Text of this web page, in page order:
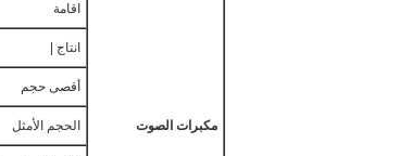
مكبرات الصوت
اقامة
انتاج |
أقصى حجم
الحجم الأمثل